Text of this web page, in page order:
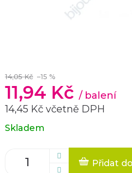
14,05 Kč –15 %
11,94 Kč / balení
14,45 Kč včetně DPH
Měrná
cena:
Skladem
Přidat